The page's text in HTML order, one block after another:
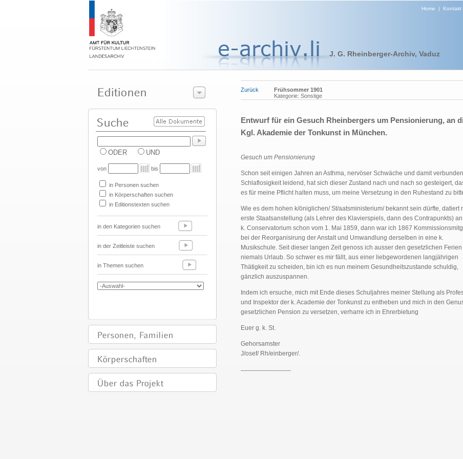
Home | Kontakt
J. G. Rheinberger-Archiv, Vaduz
ODER UND
von bis
in Personen suchen
in Körperschaften suchen
in Editionstexten suchen
in den Kategorien suchen
in der Zeitleiste suchen
in Themen suchen
Zurück
Frühsommer 1901
Kategorie: Sonstige
Entwurf für ein Gesuch Rheinbergers um Pensionierung, an
Kgl. Akademie der Tonkunst in München.
Gesuch um Pensionierung
Schon seit einigen Jahren an Asthma, nervöser Schwäche und damit
Schlaflosigkeit leidend, hat sich dieser Zustand nach und nach so gesteigert,
es für meine Pflicht halten muss, um meine Versetzung in den Ruhestand zu
Wie es dem hohen k/öniglichen/ St/aatsministerium/ bekannt sein dürfte, datiert
erste Staatsanstellung (als Lehrer des Klavierspiels, dann des Contrapunkts)
k. Conservatorium schon vom 1. Mai 1859, dann war ich 1867
bei der Reorganisirung der Anstalt und Umwandlung derselben in eine k.
Musikschule. Seit dieser langen Zeit genoss ich ausser den gesetzlichen Ferien
niemals Urlaub. So schwer es mir fällt, aus einer liebgewordenen langjährigen
Thätigkeit zu scheiden, bin ich es nun meinem Gesundheitszustande schuldig,
gänzlich auszuspannen.
Indem ich ersuche, mich mit Ende dieses Schuljahres meiner Stellung als
und Inspektor der k. Academie der Tonkunst zu entheben und mich in den
gesetzlichen Pension zu versetzen, verharre ich in Ehrerbietung
Euer g. k. St.
Gehorsamster
J/osef/ Rh/einberger/.